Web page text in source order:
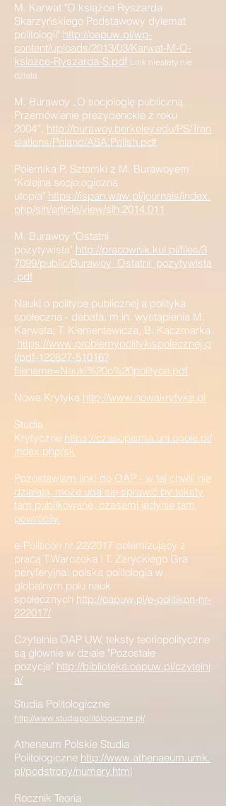
M. Karwat "O książce Ryszarda
Skarzyńskiego Podstawowy dylemat
politologii" http://oapuw.pl/wp-
content/uploads/2013/03/Karwat-M-O-
ksiazce-Ryszarda-S.pdf Link niestety nie
działa
M. Burawoy „O socjologię publiczną.
Przemówienie prezydenckie z roku
2004”, http://burawoy.berkeley.edu/PS/Tran
slations/Poland/ASA.Polish.pdf
Polemika P. Sztomki z M. Burawoyem
"Kolejna socjo;ogiczna
utopia" https://ispan.waw.pl/journals/index.
php/slh/article/view/slh.2014.011
M. Burawoy "Ostatni
pozytywista" http://pracownik.kul.pl/files/3
7099/public/Burawoy_Ostatni_pozytywista
.pdf
Nauki o polityce publicznej a polityka
społeczna - debata, m.in. wystąpienia M.
Karwata, T. Klementewicza, B. Kaczmarka
https://www.problemypolitykispolecznej.p
l/pdf-122827-51016?
filename=Nauki%20o%20polityce.pdf
Nowa Krytyka http://www.nowakrytyka.pl
Studia
Krytyczne https://czasopisma.uni.opole.pl/
index.php/sk
Pozostawiam linki do OAP - w tej chwili nie
działają, może uda się sprawić by teksty
tam publikowane, czasami jedynie tam,
powróciły.
e-Politicon nr 22/2017 polemizujący z
pracą T.Warczoka i T. Zaryckiego Gra
peryferyjna: polska politologia w
globalnym polu nauk
społecznych http://oapuw.pl/e-politikon-nr-
222017/
Czytelnia OAP UW, teksty teoriopolityczne
są głównie w dziale "Pozostałe
pozycje" http://biblioteka.oapuw.pl/czytelni
a/
Studia Politologiczne
http://www.studiapolitologiczne.pl/
Atheneum Polskie Studia
Politologiczne http://www.athenaeum.umk.
pl/podstrony/numery.html
Rocznik Teoria